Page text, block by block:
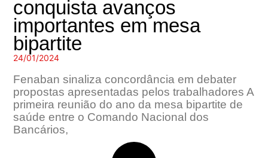
conquista avanços
importantes em mesa
bipartite
24/01/2024
Fenaban sinaliza concordância em debater
propostas apresentadas pelos trabalhadores A
primeira reunião do ano da mesa bipartite de
saúde entre o Comando Nacional dos
Bancários,